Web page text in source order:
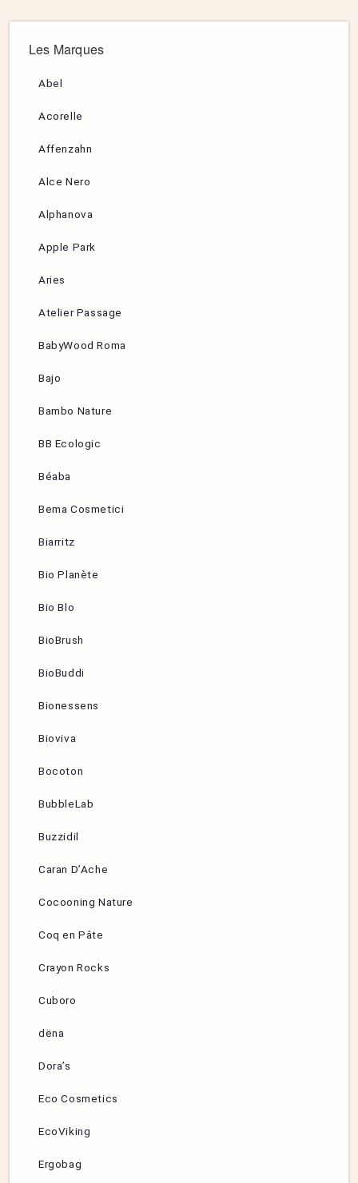
Les Marques
Abel
Acorelle
Affenzahn
Alce Nero
Alphanova
Apple Park
Aries
Atelier Passage
BabyWood Roma
Bajo
Bambo Nature
BB Ecologic
Béaba
Bema Cosmetici
Biarritz
Bio Planète
Bio Blo
BioBrush
BioBuddi
Bionessens
Bioviva
Bocoton
BubbleLab
Buzzidil
Caran D’Ache
Cocooning Nature
Coq en Pâte
Crayon Rocks
Cuboro
dëna
Dora’s
Eco Cosmetics
EcoViking
Ergobag